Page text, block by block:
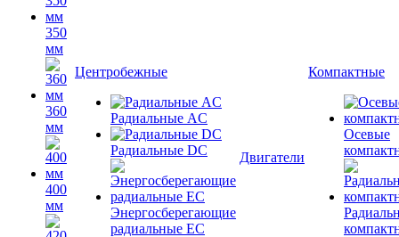
350
мм
360
мм
400
мм
Центробежные
Радиальные AC
Радиальные DC
Энергосберегающие
радиальные EC
Двигатели
Компактные
Осевые